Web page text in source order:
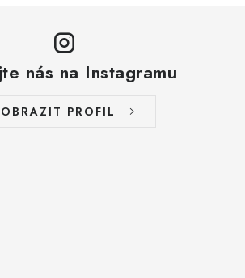
nás na Instagramu
PROFIL